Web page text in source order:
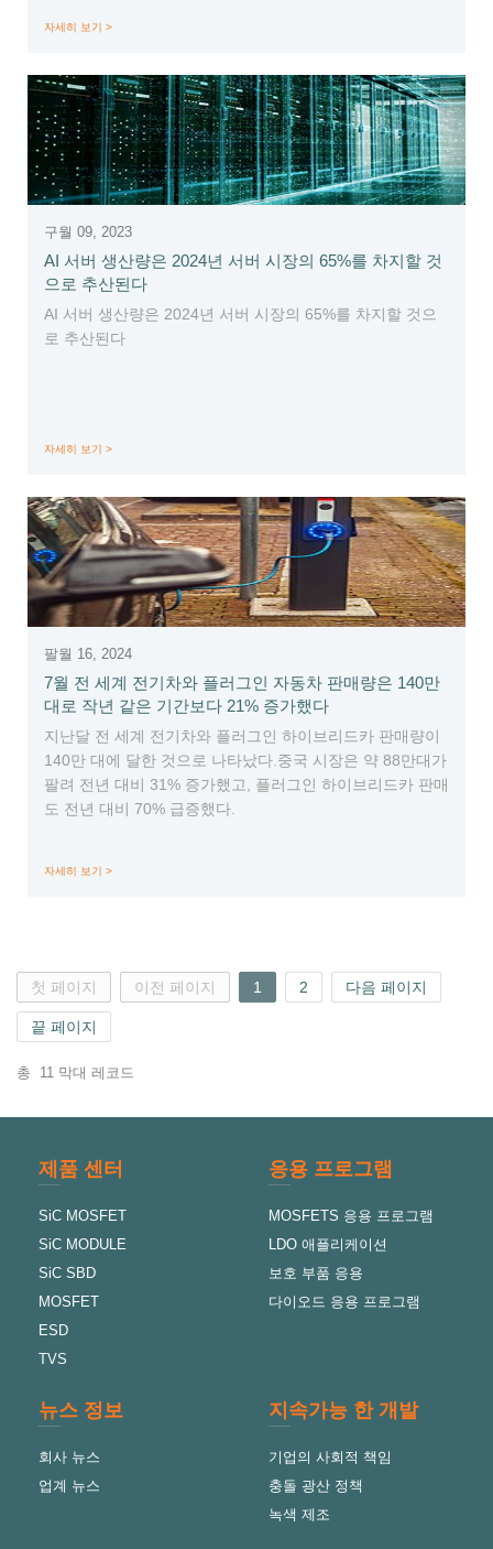
자세히 보기 >
구월 09, 2023
AI 서버 생산량은 2024년 서버 시장의 65%를 차지할 것
으로 추산된다
AI 서버 생산량은 2024년 서버 시장의 65%를 차지할 것으
로 추산된다
자세히 보기 >
팔월 16, 2024
7월 전 세계 전기차와 플러그인 자동차 판매량은 140만
대로 작년 같은 기간보다 21% 증가했다
지난달 전 세계 전기차와 플러그인 하이브리드카 판매량이
140만 대에 달한 것으로 나타났다.중국 시장은 약 88만대가
팔려 전년 대비 31% 증가했고, 플러그인 하이브리드카 판매
도 전년 대비 70% 급증했다.
자세히 보기 >
첫 페이지 이전 페이지 1 2 다음 페이지
끝 페이지
총 11 막대 레코드
제품 센터
SiC MOSFET
SiC MODULE
SiC SBD
MOSFET
ESD
TVS
응용 프로그램
MOSFETS 응용 프로그램
LDO 애플리케이션
보호 부품 응용
다이오드 응용 프로그램
뉴스 정보
회사 뉴스
업계 뉴스
지속가능 한 개발
기업의 사회적 책임
충돌 광산 정책
녹색 제조